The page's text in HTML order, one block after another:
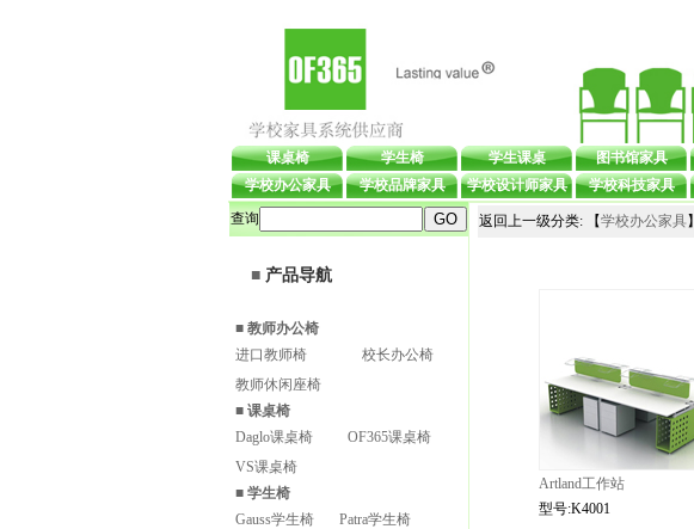
课桌椅 学生椅 学生课桌 图书馆家具
学校办公家具
学校品牌家具 学校设计师家具 学校科技家具
查询
■ 产品导航
■ 教师办公椅
进口教师椅
校长办公椅
教师休闲座椅
■ 课桌椅
Daglo课桌椅
OF365课桌椅
VS课桌椅
■ 学生椅
Gauss学生椅
Patra学生椅
返回上一级分类: 【学校办公家具】
Artland工作站
型号:K4001